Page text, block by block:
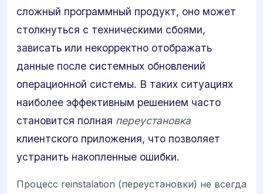
сложный программный продукт, оно может
столкнуться с техническими сбоями,
зависать или некорректно отображать
данные после системных обновлений
операционной системы. В таких ситуациях
наиболее эффективным решением часто
становится полная переустановка
клиентского приложения, что позволяет
устранить накопленные ошибки.
Процесс reinstalation (переустановки) не всегда